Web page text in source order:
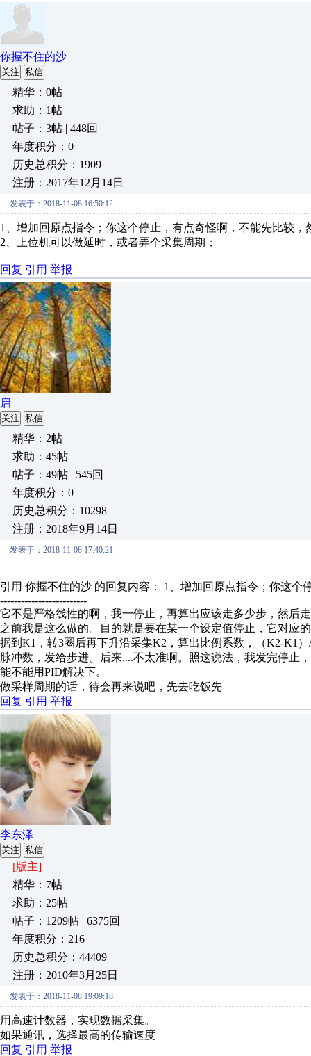
你握不住的沙
关注 私信
精华：0帖
求助：1帖
帖子：3帖 | 448回
年度积分：0
历史总积分：1909
注册：2017年12月14日
发表于：2018-11-08 16:50:12
1、增加回原点指令；你这个停止，有点奇怪啊，不能先比较
2、上位机可以做延时，或者弄个采集周期；
回复 引用 举报
启
关注 私信
精华：2帖
求助：45帖
帖子：49帖 | 545回
年度积分：0
历史总积分：10298
注册：2018年9月14日
发表于：2018-11-08 17:40:21
引用 你握不住的沙 的回复内容： 1、增加回原点指令；你这个
-------------------------
它不是严格线性的啊，我一停止，再算出应该走多少步，然后
之前我是这么做的。目的就是要在某一个设定值停止，它对应
据到K1，转3圈后再下升沿采集K2，算出比例系数，（K2-K1
脉冲数，发给步进。后来....不太准啊。照这说法，我发完停止
能不能用PID解决下。
做采样周期的话，待会再来说吧，先去吃饭先
回复 引用 举报
李东泽
关注 私信
[版主]
精华：7帖
求助：25帖
帖子：1209帖 | 6375回
年度积分：216
历史总积分：44409
注册：2010年3月25日
发表于：2018-11-08 19:09:18
用高速计数器，实现数据采集。
如果通讯，选择最高的传输速度
回复 引用 举报